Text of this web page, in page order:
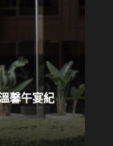
馨午宴紀